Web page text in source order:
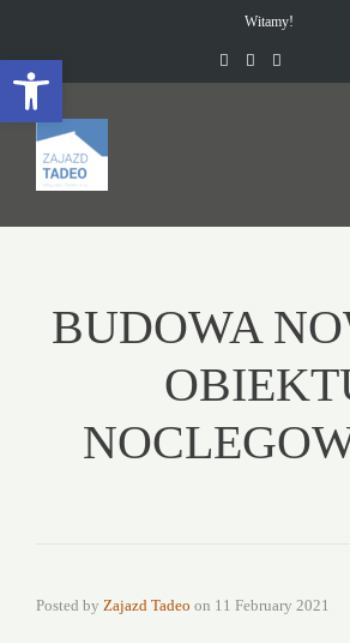
Open toolbar
Witamy!
BUDOWA
Posted by Zajazd Tadeo on 11 February 2021